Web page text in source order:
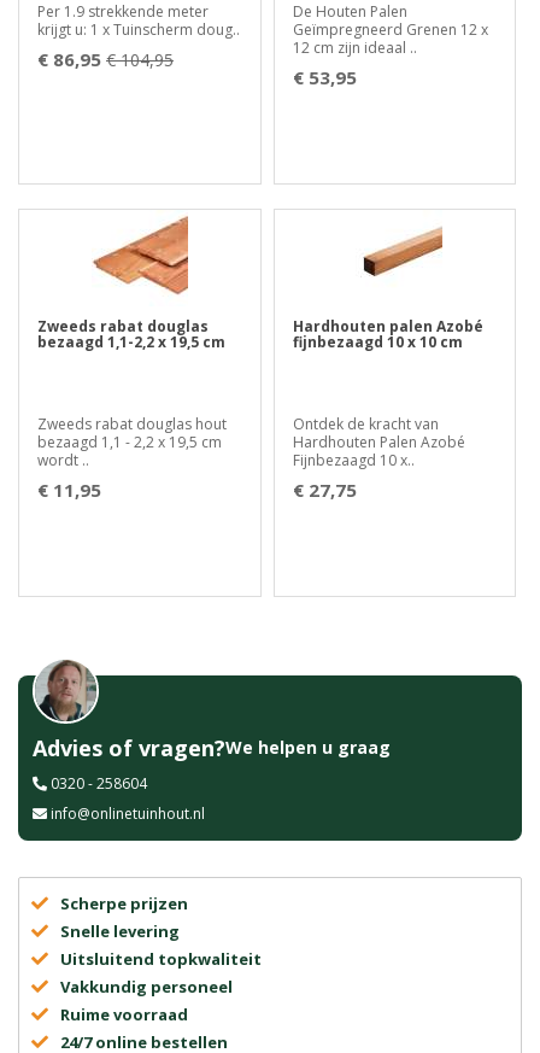
Per 1.9 strekkende meter
krijgt u: 1 x Tuinscherm doug..
€ 86,95 € 104,95
De Houten Palen
Geïmpregneerd Grenen 12 x
12 cm zijn ideaal ..
€ 53,95
Zweeds rabat douglas
bezaagd 1,1-2,2 x 19,5 cm
Zweeds rabat douglas hout
bezaagd 1,1 - 2,2 x 19,5 cm
wordt ..
€ 11,95
Hardhouten palen Azobé
fijnbezaagd 10 x 10 cm
Ontdek de kracht van
Hardhouten Palen Azobé
Fijnbezaagd 10 x..
€ 27,75
Advies of vragen?We helpen u graag
0320 - 258604
info@onlinetuinhout.nl
Scherpe prijzen
Snelle levering
Uitsluitend topkwaliteit
Vakkundig personeel
Ruime voorraad
24/7 online bestellen